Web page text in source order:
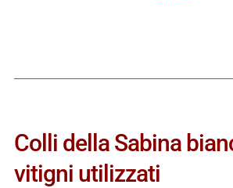
Colli della Sabina
vitigni utilizzati